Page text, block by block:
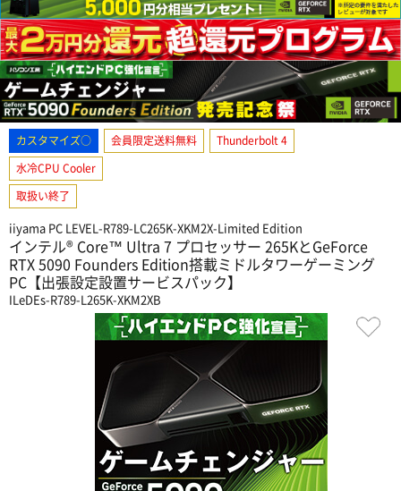
カスタマイズ○ 会員限定送料無料
Thunderbolt 4
水冷CPU Cooler
取扱い終了
iiyama PC LEVEL-R789-LC265K-XKM2X-Limited Edition
インテル® Core™ Ultra 7 プロセッサー 265KとGeForce
RTX 5090 Founders Edition搭載ミドルタワーゲーミング
PC【出張設定設置サービスパック】
ILeDEs-R789-L265K-XKM2XB